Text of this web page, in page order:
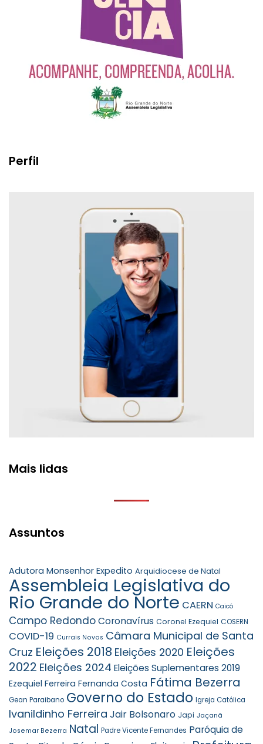
Perfil
Mais lidas
Assuntos
Adutora Monsenhor Expedito Arquidiocese de Natal
Assembleia Legislativa do
Rio Grande do Norte CAERN Caicó
Campo RedondoCoronavírus Coronel Ezequiel COSERN
COVID-19 Currais Novos Câmara Municipal de Santa
Cruz Eleições 2018 Eleições 2020 Eleições
2022 Eleições 2024 Eleições Suplementares 2019
Ezequiel Ferreira Fernanda Costa Fátima Bezerra
Gean Paraibano Governo do Estado Igreja Católica
Ivanildinho Ferreira Jair Bolsonaro Japi Jaçanã
Josemar Bezerra Natal Padre Vicente Fernandes Paróquia de